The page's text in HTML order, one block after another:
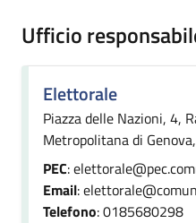
Ufficio
Elettorale
Piazza delle Nazioni, 4,
Metropolitana di
PEC:
Email:
Telefono: 0185680298